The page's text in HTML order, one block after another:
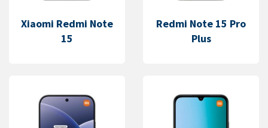
Xiaomi Redmi Note
15
Redmi Note 15 Pro
Plus